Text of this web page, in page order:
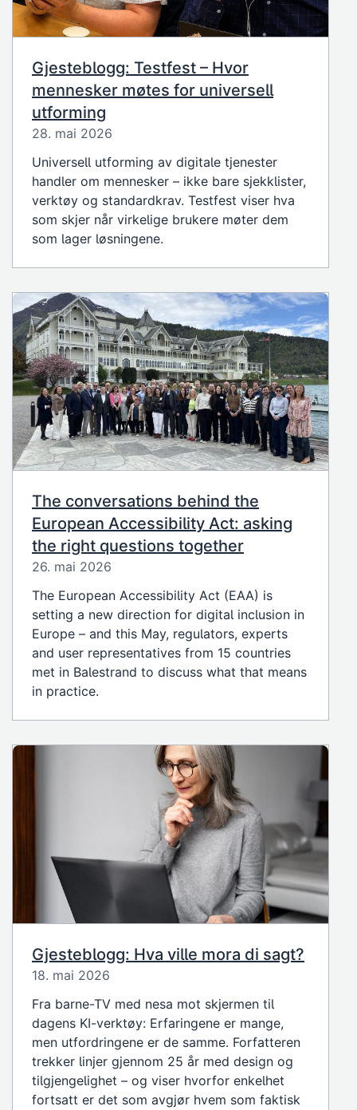
Gjesteblogg: Testfest – Hvor
mennesker møtes for universell
utforming
28. mai 2026
Universell utforming av digitale tjenester
handler om mennesker – ikke bare sjekklister,
verktøy og standardkrav. Testfest viser hva
som skjer når virkelige brukere møter dem
som lager løsningene.
The conversations behind the
European Accessibility Act: asking
the right questions together
26. mai 2026
The European Accessibility Act (EAA) is
setting a new direction for digital inclusion in
Europe – and this May, regulators, experts
and user representatives from 15 countries
met in Balestrand to discuss what that means
in practice.
Gjesteblogg: Hva ville mora di sagt?
18. mai 2026
Fra barne-TV med nesa mot skjermen til
dagens KI-verktøy: Erfaringene er mange,
men utfordringene er de samme. Forfatteren
trekker linjer gjennom 25 år med design og
tilgjengelighet – og viser hvorfor enkelhet
fortsatt er det som avgjør hvem som faktisk